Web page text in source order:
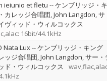
ieiunio et fletu --ケンブリッジ・キ
カレッジ合唱団 John Langdon サ
ヴィッド・ウィルコックス
16bit/44.1kHz
Nata Lux--ケンブリッジ・キング
ッジ合唱団 John Langdon サー・
ド・ウィルコックス